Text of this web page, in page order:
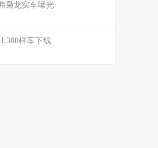
枭龙实车曝光
样车下线